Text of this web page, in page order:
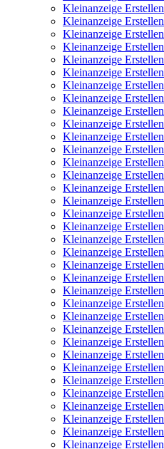
Kleinanzeige Erstellen
Kleinanzeige Erstellen
Kleinanzeige Erstellen
Kleinanzeige Erstellen
Kleinanzeige Erstellen
Kleinanzeige Erstellen
Kleinanzeige Erstellen
Kleinanzeige Erstellen
Kleinanzeige Erstellen
Kleinanzeige Erstellen
Kleinanzeige Erstellen
Kleinanzeige Erstellen
Kleinanzeige Erstellen
Kleinanzeige Erstellen
Kleinanzeige Erstellen
Kleinanzeige Erstellen
Kleinanzeige Erstellen
Kleinanzeige Erstellen
Kleinanzeige Erstellen
Kleinanzeige Erstellen
Kleinanzeige Erstellen
Kleinanzeige Erstellen
Kleinanzeige Erstellen
Kleinanzeige Erstellen
Kleinanzeige Erstellen
Kleinanzeige Erstellen
Kleinanzeige Erstellen
Kleinanzeige Erstellen
Kleinanzeige Erstellen
Kleinanzeige Erstellen
Kleinanzeige Erstellen
Kleinanzeige Erstellen
Kleinanzeige Erstellen
Kleinanzeige Erstellen
Kleinanzeige Erstellen